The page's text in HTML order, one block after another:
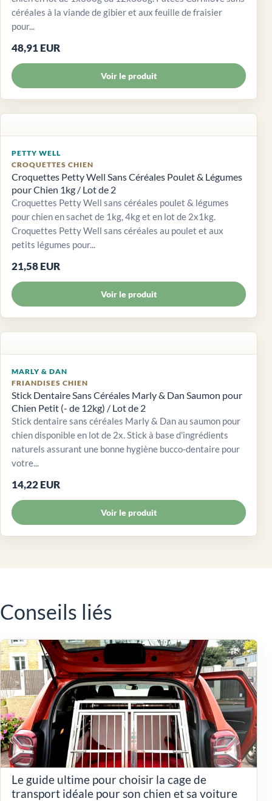
céréales à la viande de gibier et aux feuille de fraisier
pour...
48,91 EUR
Voir le produit
PETTY WELL
CROQUETTES CHIEN
Croquettes Petty Well Sans Céréales Poulet & Légumes
pour Chien 1kg / Lot de 2
Croquettes Petty Well sans céréales poulet & légumes
pour chien en sachet de 1kg, 4kg et en lot de 2x1kg.
Croquettes Petty Well sans céréales au poulet et aux
petits légumes pour...
21,58 EUR
Voir le produit
MARLY & DAN
FRIANDISES CHIEN
Stick Dentaire Sans Céréales Marly & Dan Saumon pour
Chien Petit (- de 12kg) / Lot de 2
Stick dentaire sans céréales Marly & Dan au saumon pour
chien disponible en lot de 2x. Stick à base d'ingrédients
naturels assurant une bonne hygiène bucco-dentaire pour
votre...
14,22 EUR
Voir le produit
Conseils liés
Le guide ultime pour choisir la cage de
transport idéale pour son chien et sa voiture